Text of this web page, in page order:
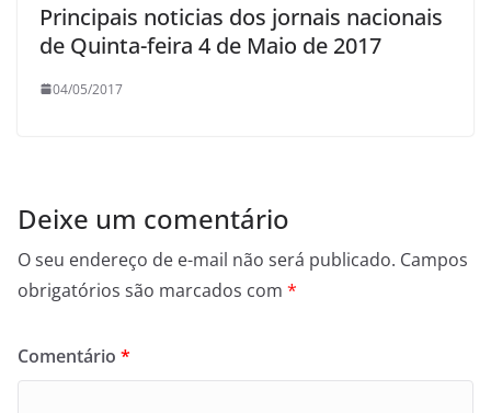
Principais noticias dos jornais nacionais
de Quinta-feira 4 de Maio de 2017
04/05/2017
Deixe um comentário
O seu endereço de e-mail não será publicado. Campos
obrigatórios são marcados com *
Comentário *